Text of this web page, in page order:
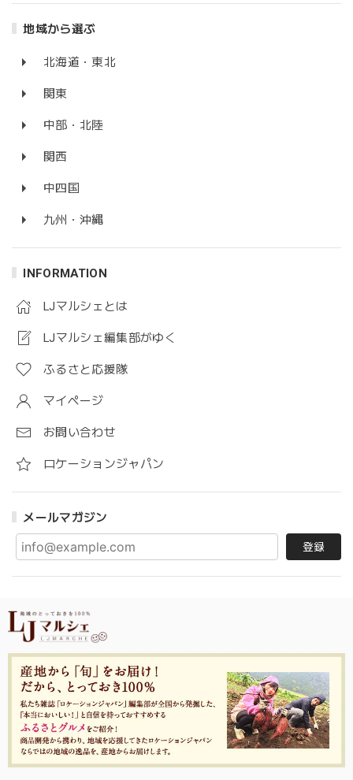
地域から選ぶ
北海道・東北
関東
中部・北陸
関西
中四国
九州・沖縄
INFORMATION
LJマルシェとは
LJマルシェ編集部がゆく
ふるさと応援隊
マイページ
お問い合わせ
ロケーションジャパン
メールマガジン
登録